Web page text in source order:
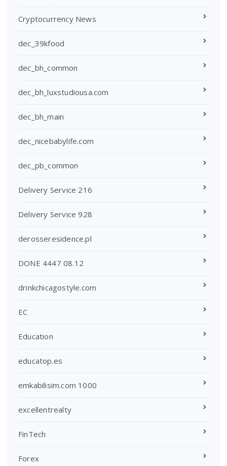
Cryptocurrency News
dec_39kfood
dec_bh_common
dec_bh_luxstudiousa.com
dec_bh_main
dec_nicebabylife.com
dec_pb_common
Delivery Service 216
Delivery Service 928
derosseresidence.pl
DONE 4447 08.12
drinkchicagostyle.com
EC
Education
educatop.es
emkabilisim.com 1000
excellentrealty
FinTech
Forex